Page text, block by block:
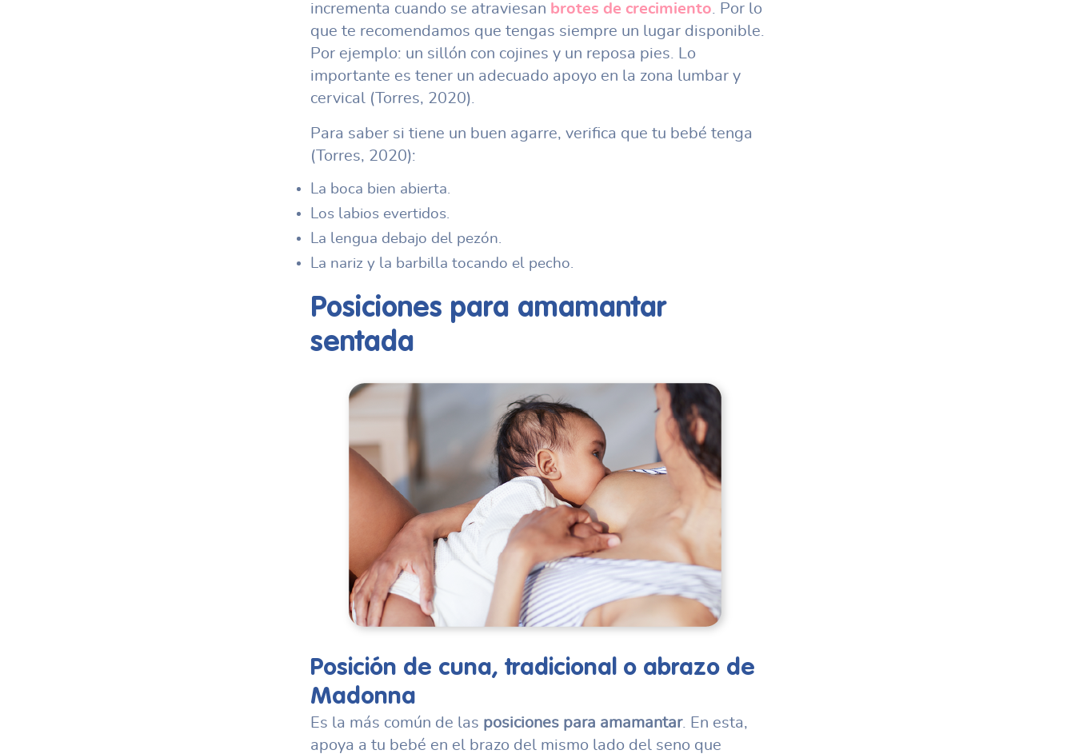
incrementa cuando se atraviesan brotes de crecimiento. Por lo
que te recomendamos que tengas siempre un lugar disponible.
Por ejemplo: un sillón con cojines y un reposa pies. Lo
importante es tener un adecuado apoyo en la zona lumbar y
cervical (Torres, 2020).
Para saber si tiene un buen agarre, verifica que tu bebé tenga
(Torres, 2020):
La boca bien abierta.
Los labios evertidos.
La lengua debajo del pezón.
La nariz y la barbilla tocando el pecho.
Posiciones para amamantar
sentada
Posición de cuna, tradicional o abrazo de
Madonna
Es la más común de las posiciones para amamantar. En esta,
apoya a tu bebé en el brazo del mismo lado del seno que